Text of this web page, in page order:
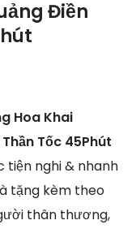
Điền
Hoa Khai
Tốc 45Phút
tiện nghi & nhanh
tặng kèm theo
thân thương,